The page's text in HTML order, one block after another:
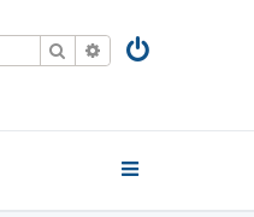
Поиск Расширенный